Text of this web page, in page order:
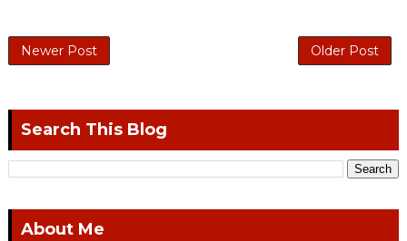
Newer Post Older Post
Search This Blog
About Me